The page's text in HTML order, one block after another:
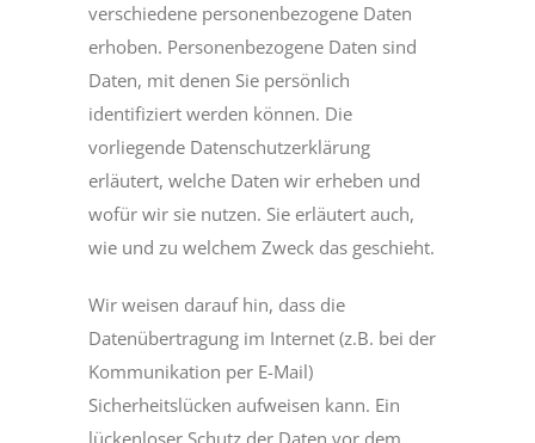
verschiedene personenbezogene Daten
erhoben. Personenbezogene Daten sind
Daten, mit denen Sie persönlich
identifiziert werden können. Die
vorliegende Datenschutzerklärung
erläutert, welche Daten wir erheben und
wofür wir sie nutzen. Sie erläutert auch,
wie und zu welchem Zweck das geschieht.
Wir weisen darauf hin, dass die
Datenübertragung im Internet (z.B. bei der
Kommunikation per E-Mail)
Sicherheitslücken aufweisen kann. Ein
lückenloser Schutz der Daten vor dem